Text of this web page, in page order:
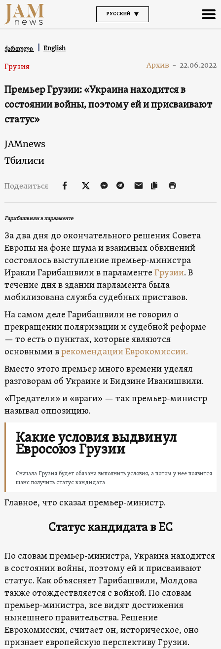
РУССКИЙ
ქართული English
Грузия Архив - 22.06.2022
Премьер Грузии: «Украина находится в
состоянии войны, поэтому ей и присваивают
статус»
JAMnews
Тбилиси
Поделиться
Гарибашвили в парламенте
За два дня до окончательного решения Совета
Европы на фоне шума и взаимных обвинений
состоялось выступление премьер-министра
Иракли Гарибашвили в парламенте Грузии. В
течение дня в здании парламента была
мобилизована служба судебных приставов.
На самом деле Гарибашвили не говорил о
прекращении поляризации и судебной реформе
— то есть о пунктах, которые являются
основными врекомендации Еврокомиссии.
Вместо этого премьер много времени уделял
разговорам об Украине и Бидзине Иванишвили.
«Предатели» и «враги» — так премьер-министр
называл оппозицию.
Какие условия выдвинул
Евросоюз Грузии
Сначала Грузия будет обязана выполнить условия, а потом у нее появится
шанс получить статус кандидата
Главное, что сказал премьер-министр.
Статус кандидата в ЕС
По словам премьер-министра, Украина находится
в состоянии войны, поэтому ей и присваивают
статус. Как объясняет Гарибашвили, Молдова
также отождествляется с войной. По словам
премьер-министра, все видят достижения
нынешнего правительства. Решение
Еврокомиссии, считает он, историческое, оно
признает европейскую перспективу Грузии.